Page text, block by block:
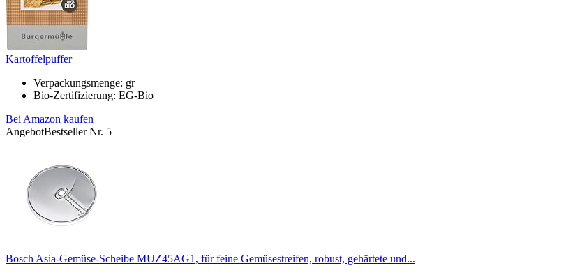
Kartoffelpuffer
Verpackungsmenge: gr
Bio-Zertifizierung: EG-Bio
Bei Amazon kaufen
AngebotBestseller Nr. 5
Bosch Asia-Gemüse-Scheibe MUZ45AG1, für feine Gemüsestreifen, robust, gehärtete und...